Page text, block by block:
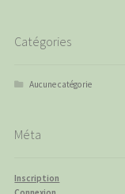
Catégories
Aucune catégorie
Méta
Inscription